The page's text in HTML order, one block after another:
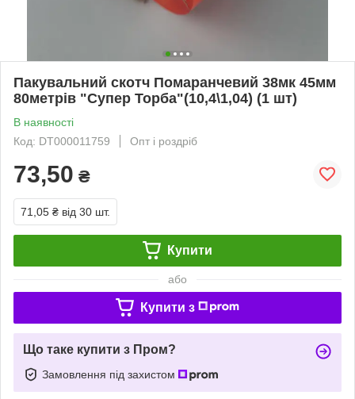
Пакувальний скотч Помаранчевий 38мк 45мм
80метрів "Супер Торба"(10,4\1,04) (1 шт)
В наявності
Код: DT000011759
Опт і роздріб
73,50 ₴
71,05 ₴ від 30 шт.
Купити
або
Купити з
Що таке купити з Пром?
Замовлення під захистом